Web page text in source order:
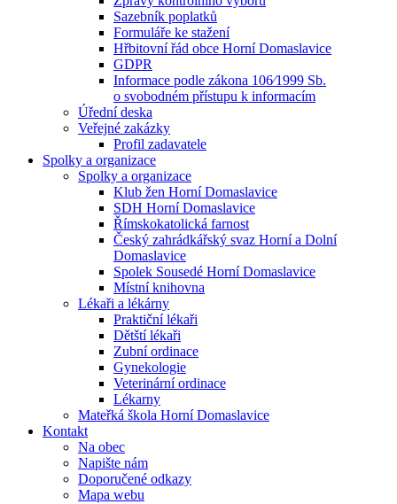
Sazebník poplatků
Formuláře ke stažení
Hřbitovní řád obce Horní Domaslavice
GDPR
Informace podle zákona 106⁄1999 Sb.
o svobodném přístupu k informacím
Úřední deska
Veřejné zakázky
Profil zadavatele
Spolky a organizace
Spolky a organizace
Klub žen Horní Domaslavice
SDH Horní Domaslavice
Římskokatolická farnost
Český zahrádkářský svaz Horní a Dolní
Domaslavice
Spolek Sousedé Horní Domaslavice
Místní knihovna
Lékaři a lékárny
Praktiční lékaři
Dětští lékaři
Zubní ordinace
Gynekologie
Veterinární ordinace
Lékarny
Mateřká škola Horní Domaslavice
Kontakt
Na obec
Napište nám
Doporučené odkazy
Mapa webu